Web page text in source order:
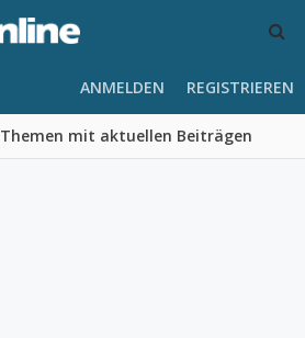
Themen mit aktuellen Beiträgen
ANMELDEN REGISTRIEREN